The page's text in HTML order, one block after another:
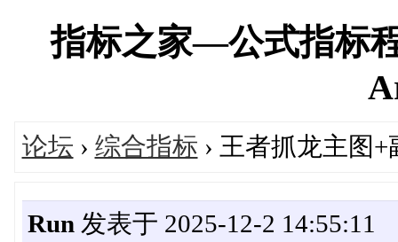
指标之家—公式指标
论坛 › 综合指标 › 王者抓龙主图
Run 发表于 2025-12-2 14:55:11